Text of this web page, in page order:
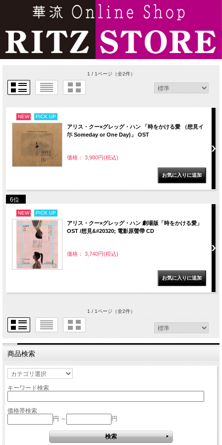
1 / 1ページ（全2件）
NEW PICK UP
アリス・クー×グレッグ・ハン 「時をかける愛 （想見イ
尓 Someday or One Day)」 OST
価格： 3,980円(税込)
6位
NEW PICK UP
アリス・クー×グレッグ・ハン 劇場版「時をかける愛」
OST /想見&#20320; 電影原聲帶 CD
価格： 3,740円(税込)
1 / 1ページ（全2件）
商品検索
キーワード検索
価格帯検索
円 ～
円